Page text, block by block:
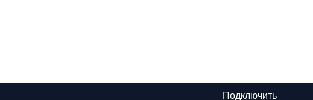
Подключить